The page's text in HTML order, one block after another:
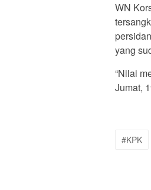
WN
yang
“Nilai
Jumat,
#KPK